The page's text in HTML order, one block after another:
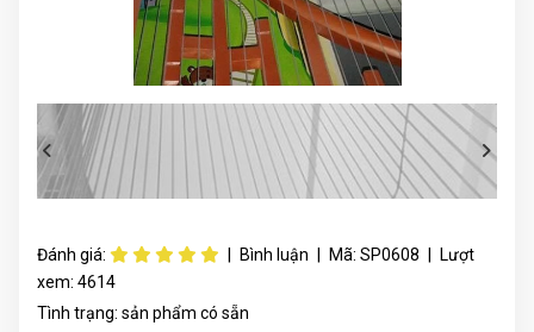
Đánh giá: Bình luận Mã: SP0608
Lượt
xem: 4614
Tình trạng: sản phẩm có sẵn